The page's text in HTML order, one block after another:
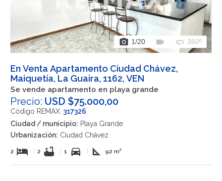
photo_camera 1/20 videocam 360 360º
En Venta Apartamento Ciudad Chávez,
Maiquetía, La Guaira, 1162, VEN
Se vende apartamento en playa grande
Precio: USD $75.000,00
Código REMAX: 317326
Ciudad / municipio: Playa Grande
Urbanización: Ciudad Chávez
2 hotel 2 bathtub 1 directions_car square_foot 92 m²